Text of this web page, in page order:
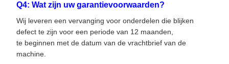
Q4: Wat zijn uw garantievoorwaarden?
Wij leveren een vervanging voor onderdelen die blijken
defect te zijn voor een periode van 12 maanden,
te beginnen met de datum van de vrachtbrief van de
machine.